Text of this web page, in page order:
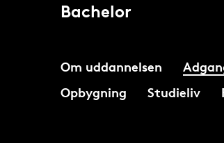
Bachelor
Om uddannelsen
Opbygning
Studieliv